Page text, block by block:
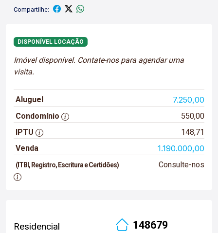
Compartilhe:
DISPONÍVEL LOCAÇÃO
Imóvel disponível. Contate-nos para agendar uma
visita.
Aluguel 7.250,00
Condomínio
550,00
IPTU
148,71
Venda
1.190.000,00
(ITBI, Registro, Escritura e Certidões) Consulte-nos
Residencial 148679